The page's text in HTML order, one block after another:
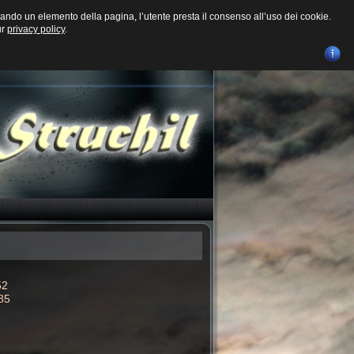
un elemento della pagina, l’utente presta il consenso all’uso dei cookie.
privacy policy.